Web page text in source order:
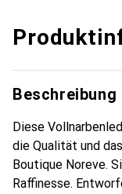
Beschreibung
Diese
die Qualität und
Boutique Noreve.
Raffinesse.